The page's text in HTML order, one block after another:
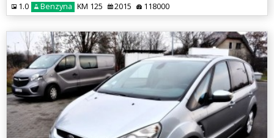
1.0 Benzyna KM 125 2015 118000